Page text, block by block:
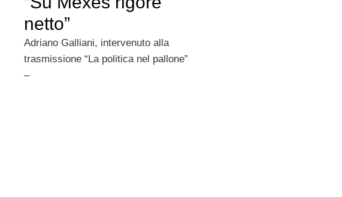
netto”
Adriano Galliani, intervenuto alla
trasmissione “La politica nel pallone”
–